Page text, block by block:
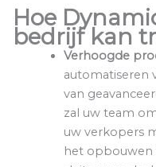
Hoe
bedrijf kan
Verhoogde
automatiseren
van
zal uw team
uw verkopers
het opbouwen